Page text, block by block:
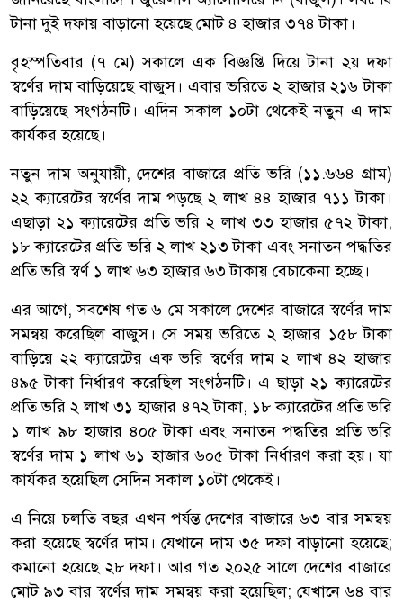
টানা দুই দফায় বাড়ানো হয়েছে মোট ৪ হাজার ৩৭৪ টাকা।
বৃহস্পতিবার (৭ মে) সকালে এক বিজ্ঞপ্তি দিয়ে টানা ২য় দফা
স্বর্ণের দাম বাড়িয়েছে বাজুস। এবার ভরিতে ২ হাজার ২১৬ টাকা
বাড়িয়েছে সংগঠনটি। এদিন সকাল ১০টা থেকেই নতুন এ দাম
কার্যকর হয়েছে।
নতুন দাম অনুযায়ী, দেশের বাজারে প্রতি ভরি (১১.৬৬৪ গ্রাম)
২২ ক্যারেটের স্বর্ণের দাম পড়ছে ২ লাখ ৪৪ হাজার ৭১১ টাকা।
এছাড়া ২১ ক্যারেটের প্রতি ভরি ২ লাখ ৩৩ হাজার ৫৭২ টাকা,
১৮ ক্যারেটের প্রতি ভরি ২ লাখ ২১৩ টাকা এবং সনাতন পদ্ধতির
প্রতি ভরি স্বর্ণ ১ লাখ ৬৩ হাজার ৬৩ টাকায় বেচাকেনা হচ্ছে।
এর আগে, সবশেষ গত ৬ মে সকালে দেশের বাজারে স্বর্ণের দাম
সমন্বয় করেছিল বাজুস। সে সময় ভরিতে ২ হাজার ১৫৮ টাকা
বাড়িয়ে ২২ ক্যারেটের এক ভরি স্বর্ণের দাম ২ লাখ ৪২ হাজার
৪৯৫ টাকা নির্ধারণ করেছিল সংগঠনটি। এ ছাড়া ২১ ক্যারেটের
প্রতি ভরি ২ লাখ ৩১ হাজার ৪৭২ টাকা, ১৮ ক্যারেটের প্রতি ভরি
১ লাখ ৯৮ হাজার ৪০৫ টাকা এবং সনাতন পদ্ধতির প্রতি ভরি
স্বর্ণের দাম ১ লাখ ৬১ হাজার ৬০৫ টাকা নির্ধারণ করা হয়। যা
কার্যকর হয়েছিল সেদিন সকাল ১০টা থেকেই।
এ নিয়ে চলতি বছর এখন পর্যন্ত দেশের বাজারে ৬৩ বার সমন্বয়
করা হয়েছে স্বর্ণের দাম। যেখানে দাম ৩৫ দফা বাড়ানো হয়েছে;
কমানো হয়েছে ২৮ দফা। আর গত ২০২৫ সালে দেশের বাজারে
মোট ৯৩ বার স্বর্ণের দাম সমন্বয় করা হয়েছিল; যেখানে ৬৪ বার